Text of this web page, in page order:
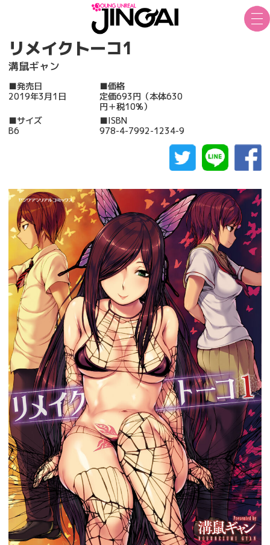
リメイクトーコ1
溝鼠ギャン
■発売日
2019年3月1日
■価格
定価693円（本体630
円＋税10%）
■サイズ
B6
■ISBN
978-4-7992-1234-9